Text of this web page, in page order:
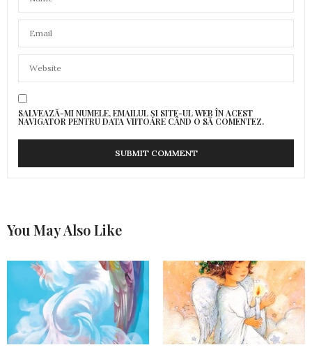
SALVEAZĂ-MI NUMELE, EMAILUL ȘI SITE-UL WEB ÎN ACEST
NAVIGATOR PENTRU DATA VIITOARE CÂND O SĂ COMENTEZ.
You May Also Like